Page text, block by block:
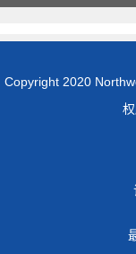
Copyright 2020